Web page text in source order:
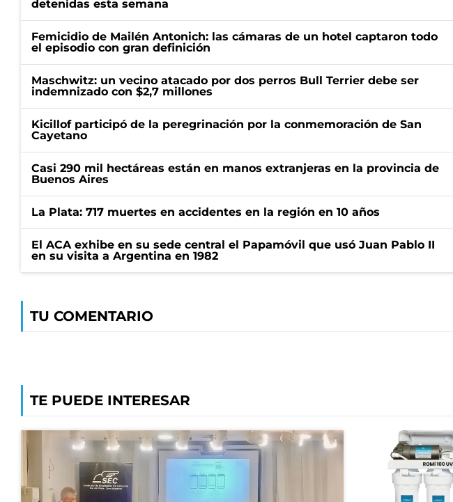
detenidas esta semana
Femicidio de Mailén Antonich: las cámaras de un hotel captaron todo
el episodio con gran definición
Maschwitz: un vecino atacado por dos perros Bull Terrier debe ser
indemnizado con $2,7 millones
Kicillof participó de la peregrinación por la conmemoración de San
Cayetano
Casi 290 mil hectáreas están en manos extranjeras en la provincia de
Buenos Aires
La Plata: 717 muertes en accidentes en la región en 10 años
El ACA exhibe en su sede central el Papamóvil que usó Juan Pablo II
en su visita a Argentina en 1982
TU COMENTARIO
TE PUEDE INTERESAR